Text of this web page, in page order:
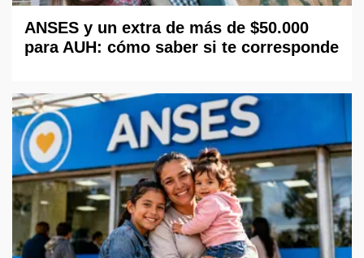
ANSES y un extra de más de $50.000
para AUH: cómo saber si te corresponde